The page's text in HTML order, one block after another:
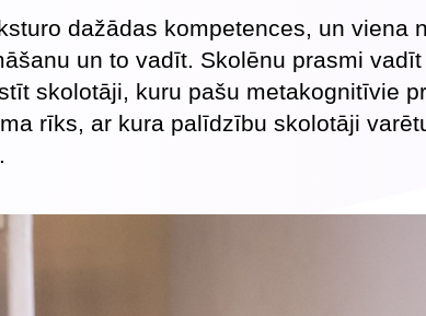
dažādas kompetences, un viena
un to vadīt. Skolēnu prasmi
skolotāji, kuru pašu metakognitīvie
rīks, ar kura palīdzību skolotāji